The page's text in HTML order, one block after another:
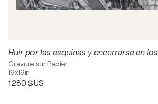
Huir por las esquinas y encerrarse en los
Gravure sur Papier
19x19in
1 280 $US